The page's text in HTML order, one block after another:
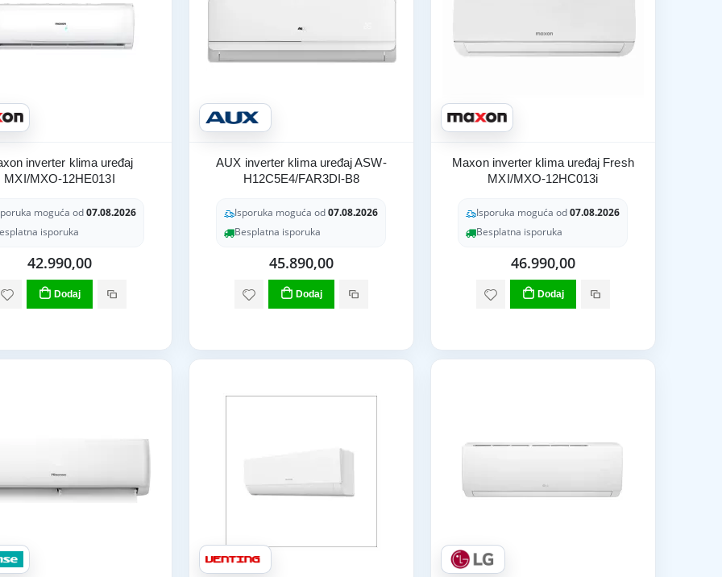
inverter klima uređaj
MXI/MXO-12HE013I
moguća od07.08.2026
isporuka
42.990,00
Dodaj
AUX inverter klima uređaj ASW-
H12C5E4/FAR3DI-B8
Isporuka moguća od07.08.2026
Besplatna isporuka
45.890,00
Dodaj
Maxon inverter klima uređaj Fresh
MXI/MXO-12HC013i
Isporuka moguća od07.08.2026
Besplatna isporuka
46.990,00
Dodaj